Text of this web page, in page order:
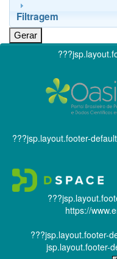
Filtragem
???jsp.layout.footer-
https://
???jsp.layout.footer-
jsp.layout.footer-